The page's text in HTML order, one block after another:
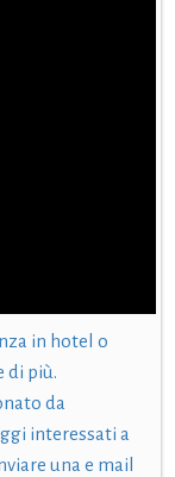
in hotel o
di più.
da
interessati a
una e mail